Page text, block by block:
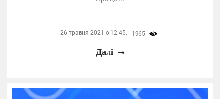
26 травня 2021 о 12:45, 1965
Далі